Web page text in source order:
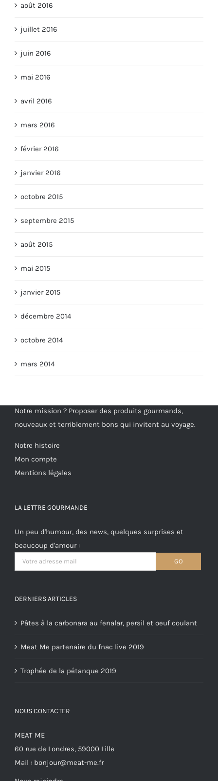
août 2016
juillet 2016
juin 2016
mai 2016
avril 2016
mars 2016
février 2016
janvier 2016
octobre 2015
septembre 2015
août 2015
mai 2015
janvier 2015
décembre 2014
octobre 2014
mars 2014
Notre mission ? Proposer des produits gourmands,
nouveaux et terriblement bons qui invitent au voyage.
Notre histoire
Mon compte
Mentions légales
LA LETTRE GOURMANDE
Un peu d'humour, des news, quelques surprises et
beaucoup d'amour :
DERNIERS ARTICLES
Pâtes à la carbonara au fenalar, persil et oeuf coulant
Meat Me partenaire du fnac live 2019
Trophée de la pétanque 2019
NOUS CONTACTER
MEAT ME
60 rue de Londres, 59000 Lille
Mail : bonjour@meat-me.fr